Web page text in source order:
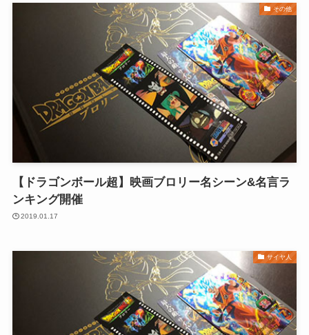
その他
【ドラゴンボール超】映画ブロリー名シーン&名言ラ
ンキング開催
2019.01.17
サイヤ人